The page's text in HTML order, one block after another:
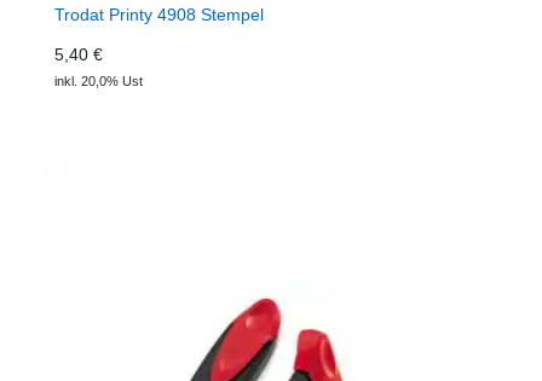
Trodat Printy 4908 Stempel
5,40 €
inkl. 20,0% Ust